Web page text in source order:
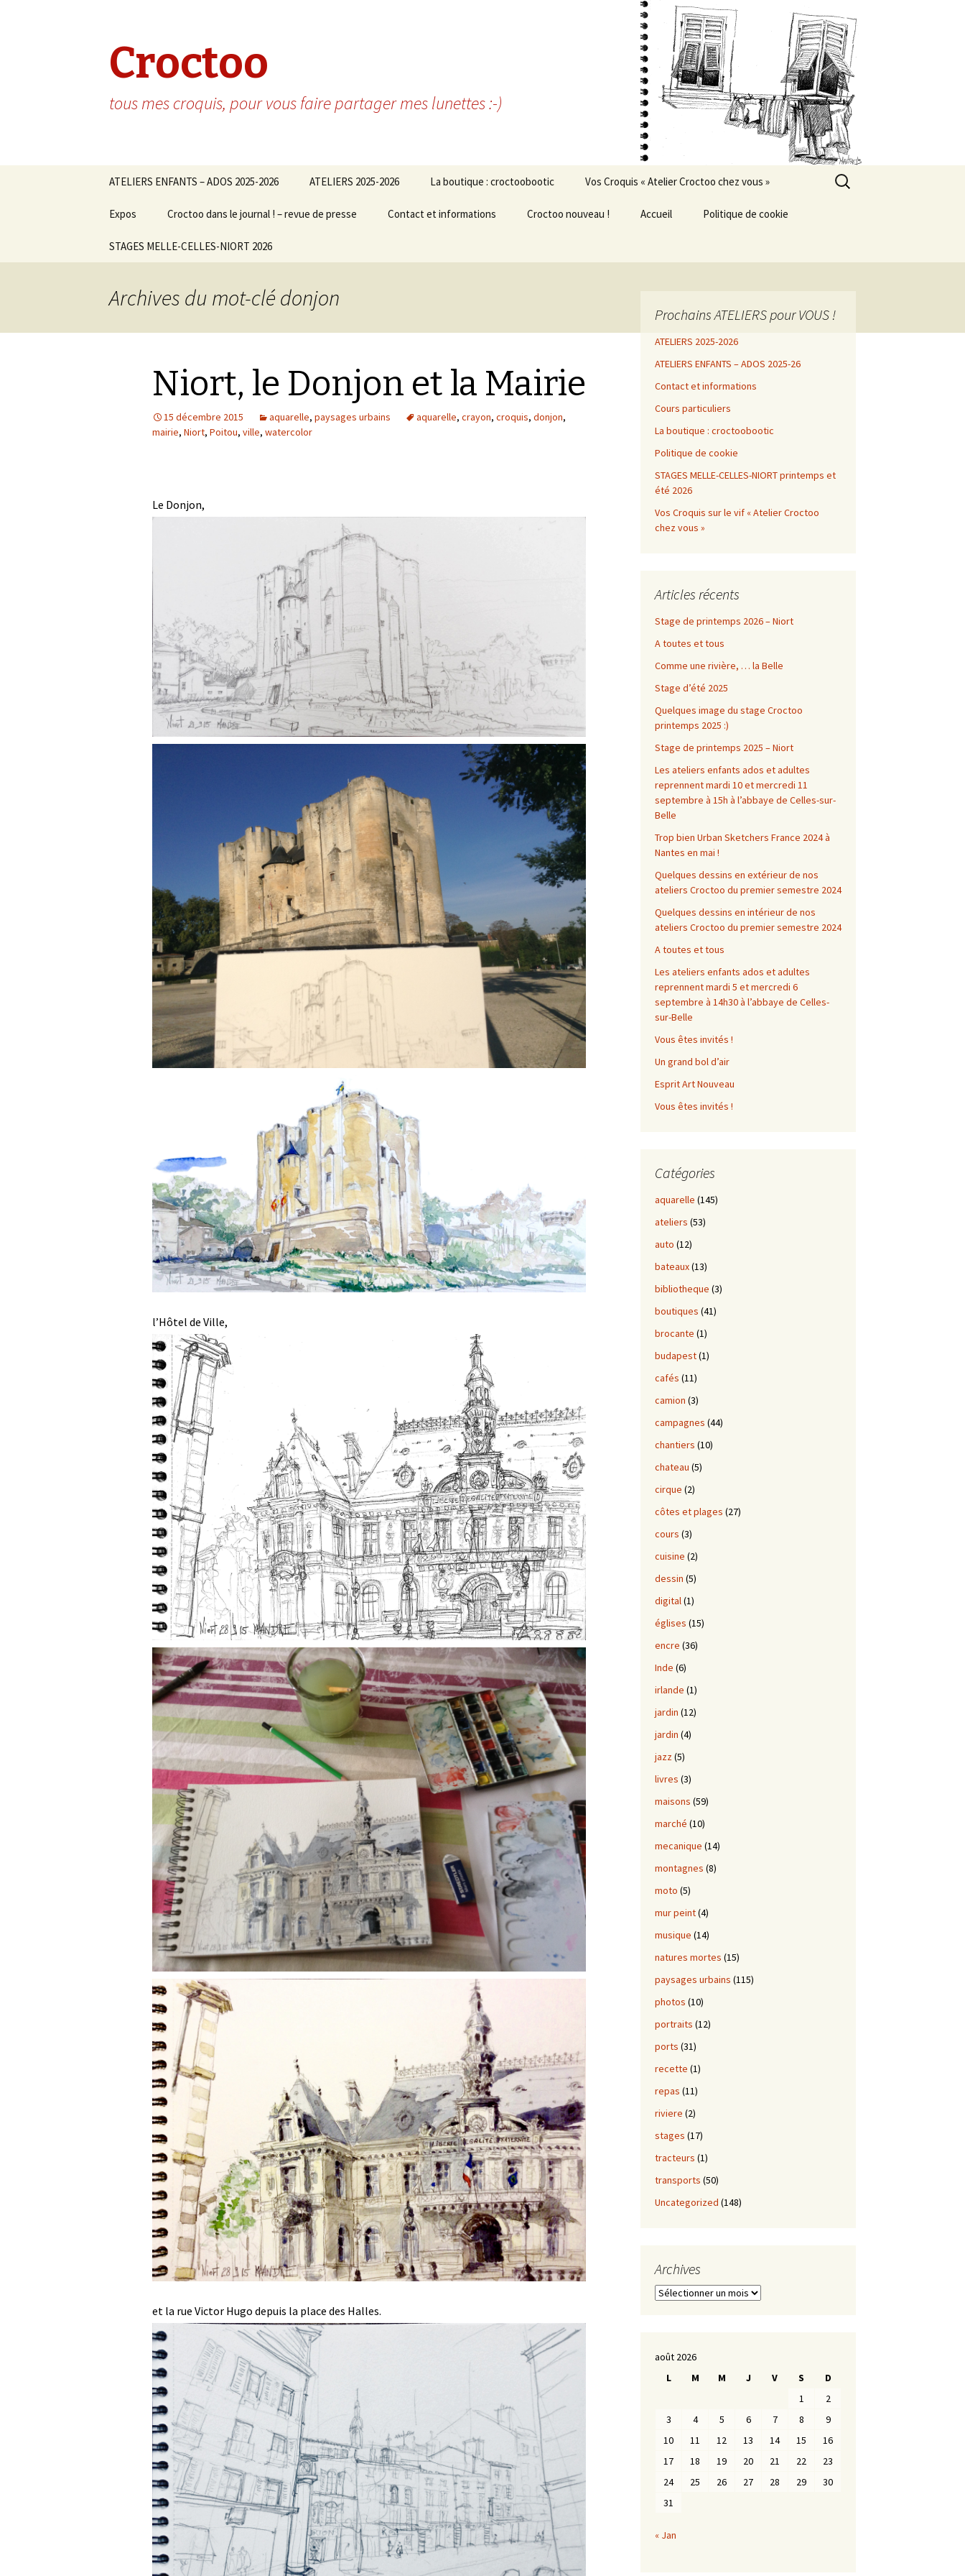
Croctoo
tous mes croquis, pour vous faire partager mes lunettes :-)
Aller au contenu principal
ATELIERS ENFANTS – ADOS 2025-2026 ATELIERS 2025-2026 La boutique : croctoobootic Vos Croquis « Atelier Croctoo chez vous »
Expos Croctoo dans le journal ! – revue de presse Contact et informations Croctoo nouveau ! Accueil Politique de cookie
STAGES MELLE-CELLES-NIORT 2026
Rechercher :
Archives du mot-clé donjon
Niort, le Donjon et la Mairie
15 décembre 2015 aquarelle, paysages urbains aquarelle, crayon, croquis, donjon,
mairie, Niort, Poitou, ville, watercolor
Le Donjon,
l’Hôtel de Ville,
et la rue Victor Hugo depuis la place des Halles.
Prochains ATELIERS pour VOUS !
ATELIERS 2025-2026
ATELIERS ENFANTS – ADOS 2025-26
Contact et informations
Cours particuliers
La boutique : croctoobootic
Politique de cookie
STAGES MELLE-CELLES-NIORT printemps et
été 2026
Vos Croquis sur le vif « Atelier Croctoo
chez vous »
Articles récents
Stage de printemps 2026 – Niort
A toutes et tous
Comme une rivière, … la Belle
Stage d’été 2025
Quelques image du stage Croctoo
printemps 2025 :)
Stage de printemps 2025 – Niort
Les ateliers enfants ados et adultes
reprennent mardi 10 et mercredi 11
septembre à 15h à l’abbaye de Celles-sur-
Belle
Trop bien Urban Sketchers France 2024 à
Nantes en mai !
Quelques dessins en extérieur de nos
ateliers Croctoo du premier semestre 2024
Quelques dessins en intérieur de nos
ateliers Croctoo du premier semestre 2024
A toutes et tous
Les ateliers enfants ados et adultes
reprennent mardi 5 et mercredi 6
septembre à 14h30 à l’abbaye de Celles-
sur-Belle
Vous êtes invités !
Un grand bol d’air
Esprit Art Nouveau
Vous êtes invités !
Catégories
aquarelle (145)
ateliers (53)
auto (12)
bateaux(13)
bibliotheque (3)
boutiques (41)
brocante (1)
budapest(1)
cafés (11)
camion (3)
campagnes (44)
chantiers (10)
chateau (5)
cirque (2)
côtes et plages (27)
cours (3)
cuisine (2)
dessin (5)
digital(1)
églises (15)
encre (36)
Inde (6)
irlande (1)
jardin (12)
jardin (4)
jazz(5)
livres (3)
maisons (59)
marché (10)
mecanique (14)
montagnes (8)
moto (5)
mur peint(4)
musique (14)
natures mortes (15)
paysages urbains (115)
photos (10)
portraits (12)
ports (31)
recette (1)
repas (11)
riviere (2)
stages (17)
tracteurs (1)
transports (50)
Uncategorized (148)
Archives
Archives
août 2026
L
M M J V S
D
1
2
3
4 5 6 7 8
9
10
11 12 13 14 15
16
17
18 19 20 21 22
23
24
25 26 27 28 29
30
31
« Jan